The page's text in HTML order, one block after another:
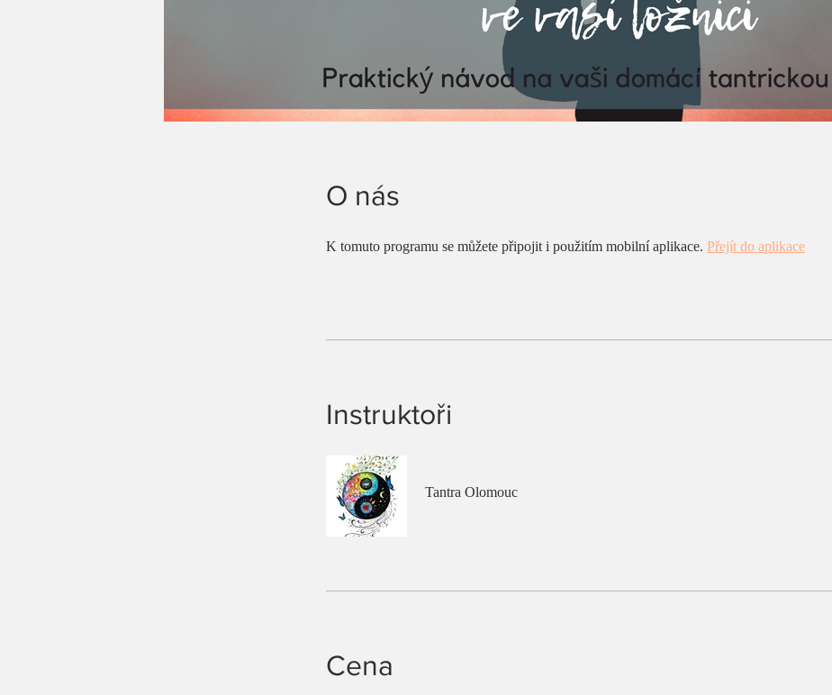
O nás
K tomuto programu se můžete připojit i použitím mobilní aplikace. Přejít do aplikace
Instruktoři
Tantra Olomouc
Cena